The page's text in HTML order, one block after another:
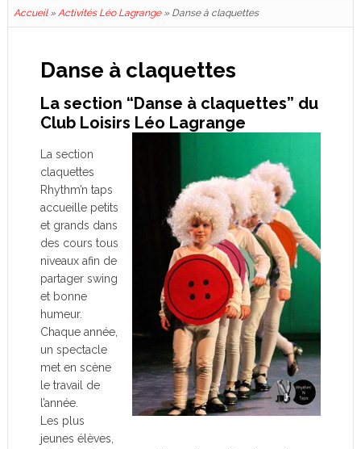
Accueil» Activités Léo Lagrange» Danse à claquettes
Danse à claquettes
La section “Danse à claquettes” du
Club Loisirs Léo Lagrange
La section
claquettes
Rhythm’n taps
accueille petits
et grands dans
des cours tous
niveaux afin de
partager swing
et bonne
humeur.
Chaque année,
un spectacle
met en scène
le travail de
l’année.
Les plus
jeunes élèves,